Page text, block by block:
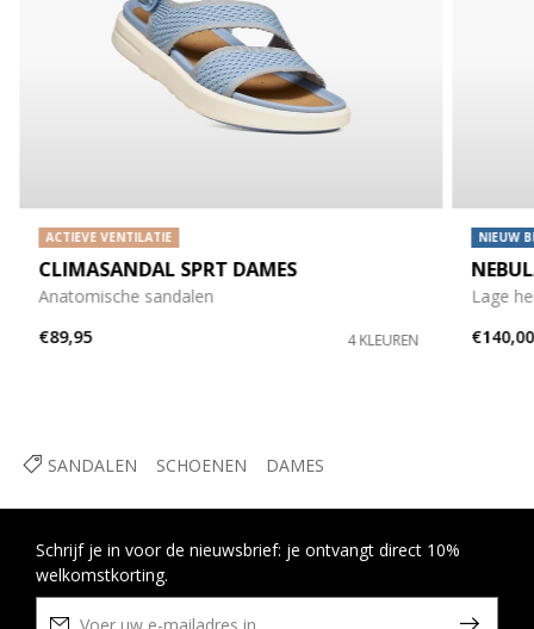
SANDALEN SCHOENEN DAMES
ACTIEVE VENTILATIE
CLIMASANDAL SPRT DAMES
Anatomische sandalen
€89,95
4 KLEUREN
NIEUW
Lage
€140,00
Schrijf je in voor de nieuwsbrief: je ontvangt direct 10%
welkomstkorting.